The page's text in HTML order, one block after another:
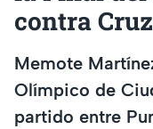
contra
Memote
Olímpico de
partido entre